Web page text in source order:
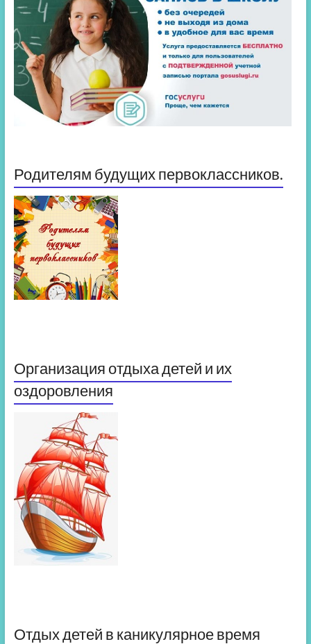
Родителям будущих первоклассников.
Организация отдыха детей и их
оздоровления
Отдых детей в каникулярное время